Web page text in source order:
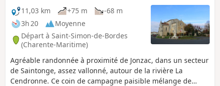
11,03 km
+75 m
-68 m
3h 20
Moyenne
Départ à Saint-Simon-de-Bordes
(Charente-Maritime)
Agréable randonnée à proximité de Jonzac, dans un secteur
de Saintonge, assez vallonné, autour de la rivière La
Cendronne. Ce coin de campagne paisible mélange de